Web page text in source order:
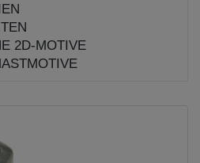
2D-MOTIVE